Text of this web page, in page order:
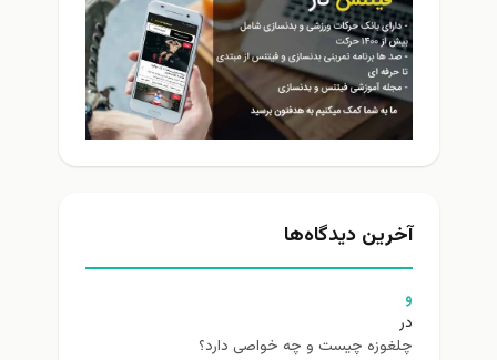
آخرین دیدگاه‌ها
و
در
چلغوزه چیست و چه خواصی دارد؟